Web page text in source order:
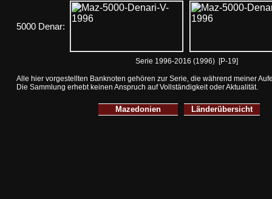
5000 Denar:
Serie 1996-2016 (1996) [P-19]
Alle hier vorgestellten Banknoten gehören zur Serie, die während meiner
Die Sammlung erhebt keinen Anspruch auf Vollständigkeit oder Aktualität.
Mazedonien Länderübersicht